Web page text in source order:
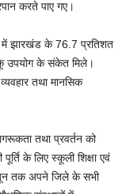
करते पाए गए।
में झारखंड के 76.7 प्रतिशत
उपयोग के संकेत मिले।
तथा मानसिक
तथा प्रवर्तन को
के लिए स्कूली शिक्षा एवं
तक अपने जिले के सभी